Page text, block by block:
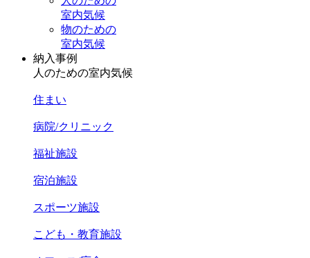
室内気候
物のための
室内気候
納入事例
人のための室内気候
住まい
病院/クリニック
福祉施設
宿泊施設
スポーツ施設
こども・教育施設